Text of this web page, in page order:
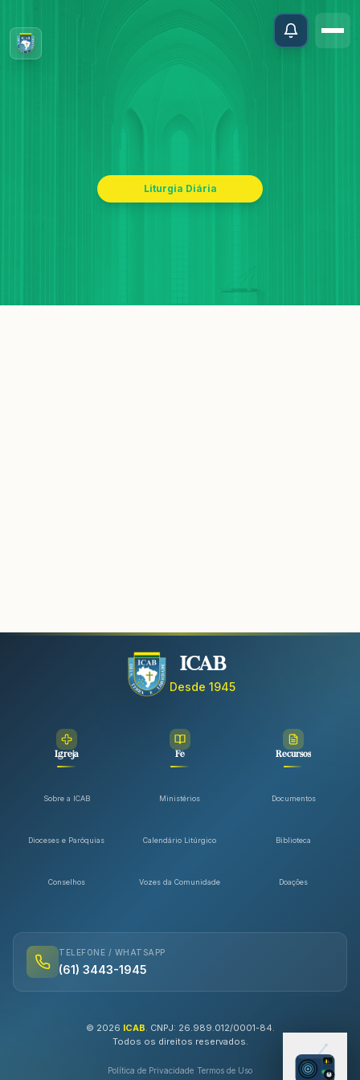
Liturgia Diária
ICAB
Desde 1945
Igreja
Sobre a ICAB
Dioceses e Paróquias
Conselhos
Fé
Ministérios
Calendário Litúrgico
Vozes da Comunidade
Recursos
Documentos
Biblioteca
Doações
TELEFONE / WHATSAPP
(61) 3443-1945
© 2026 ICAB. CNPJ: 26.989.012/0001-84.
Todos os direitos reservados.
Política de Privacidade Termos de Uso